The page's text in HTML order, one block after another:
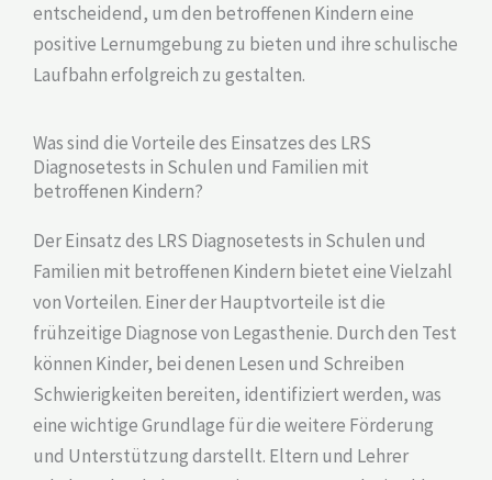
entscheidend, um den betroffenen Kindern eine
positive Lernumgebung zu bieten und ihre schulische
Laufbahn erfolgreich zu gestalten.
Was sind die Vorteile des Einsatzes des LRS
Diagnosetests in Schulen und Familien mit
betroffenen Kindern?
Der Einsatz des LRS Diagnosetests in Schulen und
Familien mit betroffenen Kindern bietet eine Vielzahl
von Vorteilen. Einer der Hauptvorteile ist die
frühzeitige Diagnose von Legasthenie. Durch den Test
können Kinder, bei denen Lesen und Schreiben
Schwierigkeiten bereiten, identifiziert werden, was
eine wichtige Grundlage für die weitere Förderung
und Unterstützung darstellt. Eltern und Lehrer